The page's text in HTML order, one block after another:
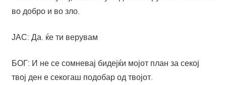
во добро и во зло.
ЈАС: Да. ќе ти верувам
БОГ: И не се сомневај бидејќи мојот план за секој
твој ден е секогаш подобар од твојот.